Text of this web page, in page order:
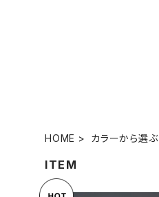
HOME カラーから選ぶ
ITEM